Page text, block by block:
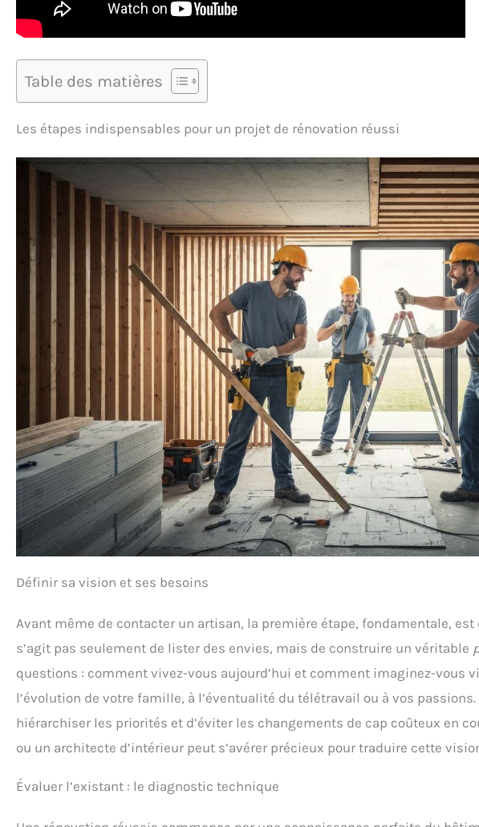
Table des matières
Les étapes indispensables pour un projet de rénovation réussi
Définir sa vision et ses besoins
Avant même de contacter un artisan, la première étape, fondamentale,
s’agit pas seulement de lister des envies, mais de construire un véritable
questions : comment vivez-vous aujourd’hui et comment imaginez-vous
l’évolution de votre famille, à l’éventualité du télétravail ou à vos
hiérarchiser les priorités et d’éviter les changements de cap coûteux en
ou un architecte d’intérieur peut s’avérer précieux pour traduire cette
Évaluer l’existant : le diagnostic technique